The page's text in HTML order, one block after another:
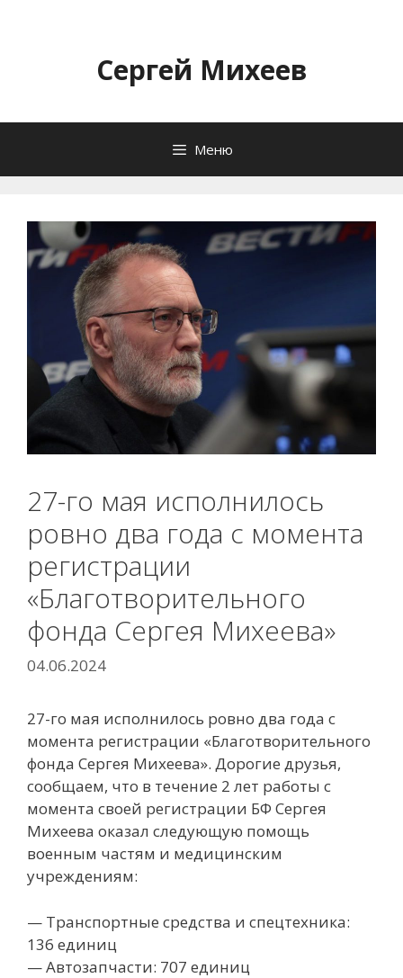
содержимомуСергей Михеев
Меню
27-го мая исполнилось
ровно два года с момента
регистрации
«Благотворительного
фонда Сергея Михеева»
04.06.2024
27-го мая исполнилось ровно два года с
момента регистрации «Благотворительного
фонда Сергея Михеева». Дорогие друзья,
сообщаем, что в течение 2 лет работы с
момента своей регистрации БФ Сергея
Михеева оказал следующую помощь
военным частям и медицинским
учреждениям:
— Транспортные средства и спецтехника:
136 единиц
— Автозапчасти: 707 единиц